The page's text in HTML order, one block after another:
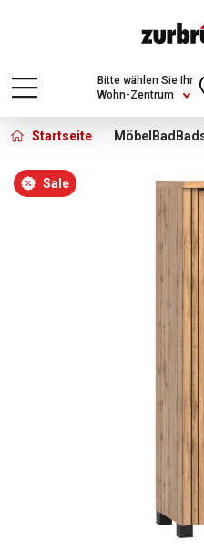
Choose a different country
content for your location
Wohn-Zentrum
Bitte wählen Sie Ihr
Startseite Möbel Bad
Bildergalerie überspringen
Sale